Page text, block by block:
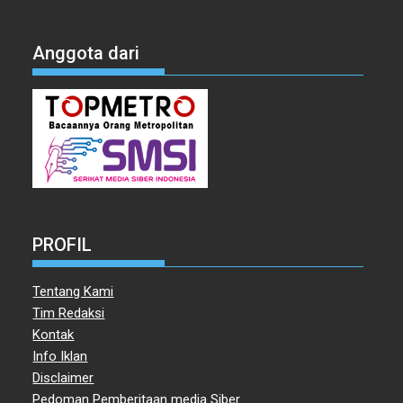
Anggota dari
PROFIL
Tentang Kami
Tim Redaksi
Kontak
Info Iklan
Disclaimer
Pedoman Pemberitaan media Siber